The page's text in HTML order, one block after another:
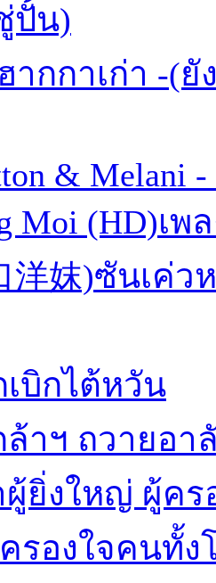
ปั้น)
กกาเก่า -(ยั
& Melani -
Moi (HD)เพ
洋妺)ซันเค่ว
บิกไต้หวัน
าฯ ถวายอา
ยิ่งใหญ่ ผู้คร
รองใจคนทั้ง